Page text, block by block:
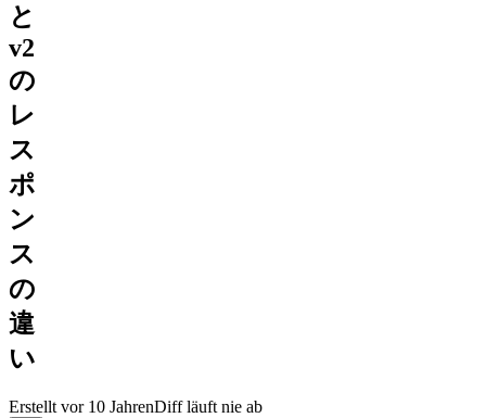
と
v2
の
レ
ス
ポ
ン
ス
の
違
い
Erstellt vor 10 JahrenDiff läuft nie ab